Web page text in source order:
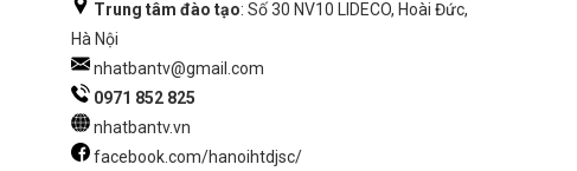
Trung tâm đào tạo: Số 30 NV10 LIDECO, Hoài Đức,
Hà Nội
nhatbantv@gmail.com
0971 852 825
nhatbantv.vn
facebook.com/hanoihtdjsc/